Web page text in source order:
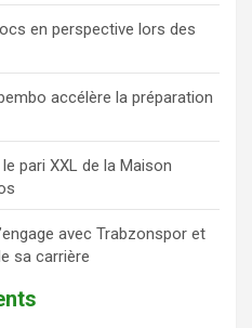
en perspective lors des
accélère la préparation
pari XXL de la Maison
avec Trabzonspor et
sa carrière